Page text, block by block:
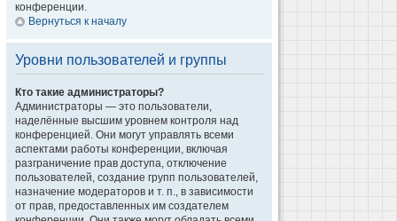
конференции.
Вернуться к началу
Уровни пользователей и группы
Кто такие администраторы?
Администраторы — это пользователи,
наделённые высшим уровнем контроля над
конференцией. Они могут управлять всеми
аспектами работы конференции, включая
разграничение прав доступа, отключение
пользователей, создание групп пользователей,
назначение модераторов и т. п., в зависимости
от прав, предоставленных им создателем